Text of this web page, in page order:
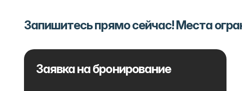
Запишитесь прямо сейчас! Места
Заявка на бронирование